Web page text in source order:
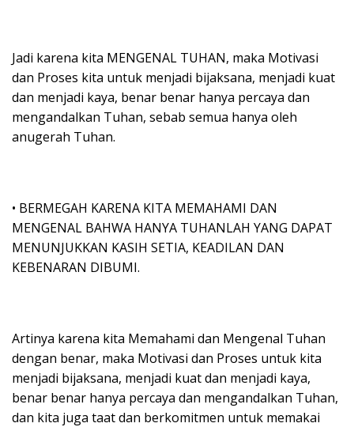
Jadi karena kita MENGENAL TUHAN, maka Motivasi
dan Proses kita untuk menjadi bijaksana, menjadi kuat
dan menjadi kaya, benar benar hanya percaya dan
mengandalkan Tuhan, sebab semua hanya oleh
anugerah Tuhan.
• BERMEGAH KARENA KITA MEMAHAMI DAN
MENGENAL BAHWA HANYA TUHANLAH YANG DAPAT
MENUNJUKKAN KASIH SETIA, KEADILAN DAN
KEBENARAN DIBUMI.
Artinya karena kita Memahami dan Mengenal Tuhan
dengan benar, maka Motivasi dan Proses untuk kita
menjadi bijaksana, menjadi kuat dan menjadi kaya,
benar benar hanya percaya dan mengandalkan Tuhan,
dan kita juga taat dan berkomitmen untuk memakai